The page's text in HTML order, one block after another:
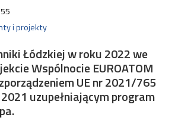
i projekty
Łódzkiej w roku 2022 we
Wspólnocie EUROATOM
UE nr 2021/765
uzupełniającym program